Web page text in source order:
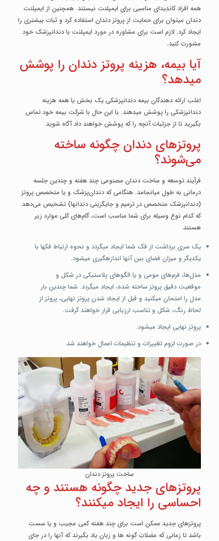
همه افراد کاندیدای مناسبی برای ایمپلنت نیستند. همچنین از ایمپلنت
دندان می­توان برای حمایت از پروتز دندان استفاده کرد و ثبات بیشتری را
ایجاد کرد. لازم است برای مشاوره در مورد ایمپلنت با دندانپزشک خود
مشورت کنید.
آیا بیمه، هزینه پروتز دندان را پوشش
می­دهد؟
اغلب ارائه دهندگان بیمه دندانپزشکی یک بخش یا همه هزینه
دندانپزشکی را پوشش می­دهند. با این حال با شرکت بیمه خود تماس
بگیرید تا از جزئیات آنچه را که پوشش خواهند داد آگاه شوید.
پروتزهای دندان چگونه ساخته
می‌شوند؟
فرآیند توسعه و ساخت دندان مصنوعی چند هفته و چندین جلسه
درمانی به طول می­انجامد. هنگامی که دندان‌پزشک و یا متخصص پروتز
(دندانپزشک متخصص در ترمیم و جایگزینی دندان­ها) تشخیص می‌دهد
که کدام نوع وسیله برای شما مناسب است، گام‌های کلی موارد زیر
هستند:
یک سری برداشت از فک شما ایجاد می­گردد و نحوه ارتباط فک­ها با
یکدیگر و میزان فضای بین آنها اندازه­گیری می­شود.
مدل‌ها، فرم‌های مومی و یا الگوهای پلاستیکی در شکل و
موقعیت دقیق پروتز ساخته شده، ایجاد می­گردد. شما چندین بار
مدل را امتحان می­کنید و قبل از ایجاد شدن پروتز نهایی، پروتز از
لحاظ رنگ، شکل و تناسب ارزیابی قرار خواهند گرفت.
پروتز نهایی ایجاد می­شود.
در صورت لزوم تغییرات و تنظیمات اعمال خواهند شد.
ساخت پروتز دندان
پروتزهای جدید چگونه هستند و چه
احساسی را ایجاد می­کنند؟
پروتزهای جدید ممکن است برای چند هفته کمی عجیب و یا سست
باشد تا زمانی که عضلاتِ گونه­ ها و زبان یاد بگیرند که آنها را در جای